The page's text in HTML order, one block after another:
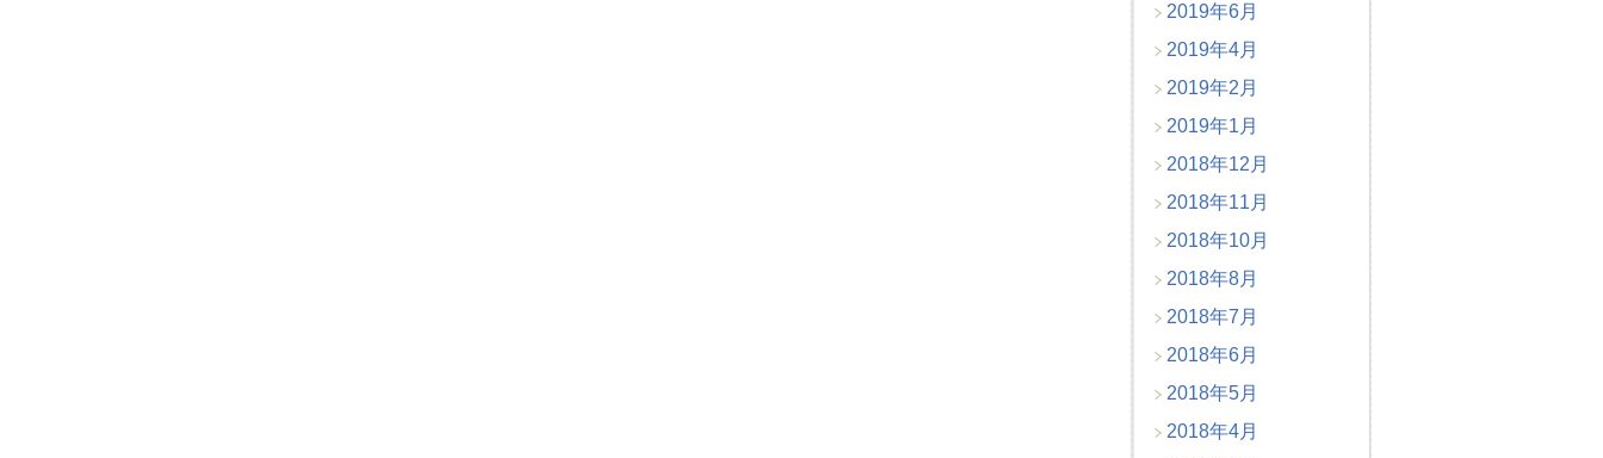
2019年6月
2019年4月
2019年2月
2019年1月
2018年12月
2018年11月
2018年10月
2018年8月
2018年7月
2018年6月
2018年5月
2018年4月